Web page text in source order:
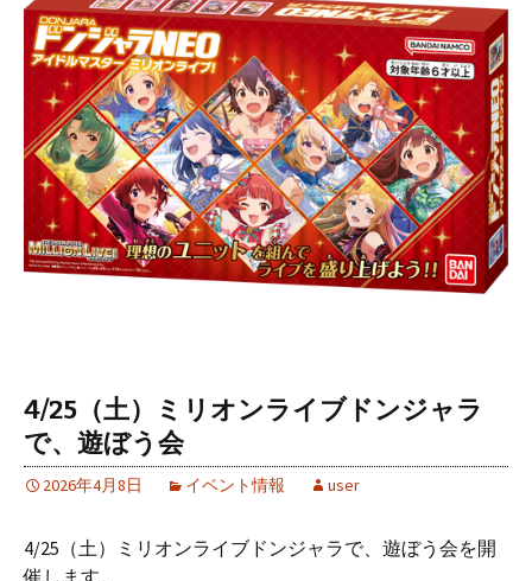
4/25（土）ミリオンライブドンジャラ
で、遊ぼう会
2026年4月8日 イベント情報 user
4/25（土）ミリオンライブドンジャラで、遊ぼう会を開
催します。